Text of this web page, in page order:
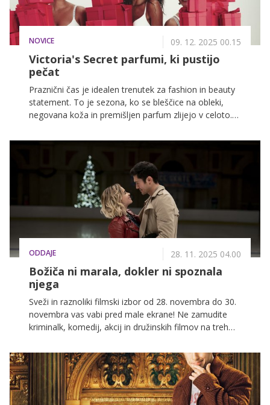
NOVICE 09. 12. 2025 00.15
Victoria's Secret parfumi, ki pustijo
pečat
Praznični čas je idealen trenutek za fashion in beauty
statement. To je sezona, ko se bleščice na obleki,
negovana koža in premišljen parfum zlijejo v celoto.
videz in ustvari vtis, še preden kdo opazi torbico ali
prostoru, ko vi že stopite naprej. Dišavo povežite z
modnim stylingom in ustvarite popoln praznični look!
ODDAJE 28. 11. 2025 04.00
Božiča ni marala, dokler ni spoznala
njega
Sveži in raznoliki filmski izbor od 28. novembra do 30.
novembra vas vabi pred male ekrane! Ne zamudite
kriminalk, komedij, akcij in družinskih filmov na treh
POP TV, Kanal A in KINO.